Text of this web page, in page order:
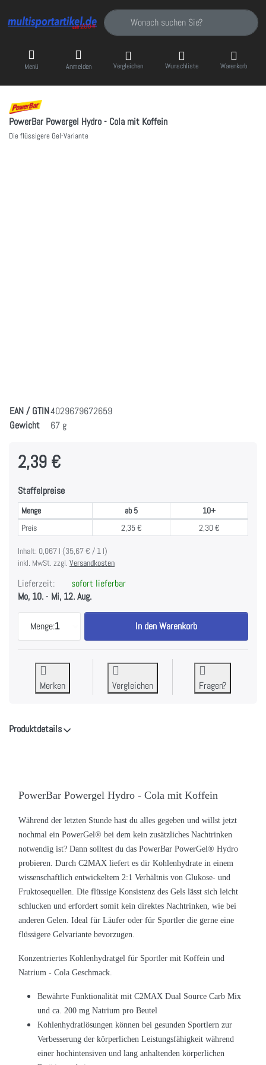
Geben Sie einen Suchbegriff ein. Während
Menü Anmelden Vergleichen Wunschliste Warenkorb
PowerBar Powergel Hydro - Cola mit Koffein
Die flüssigere Gel-Variante
EAN / GTIN4029679672659
Gewicht
67 g
2,39 €
Staffelpreise
Staffelpreise
Menge ab 5
10+
Preis
2,35 € 2,30 €
Inhalt: 0,067 l (35,67 € / 1 l)
inkl. MwSt. zzgl. Versandkosten
Lieferzeit:
sofort lieferbar
Mo, 10.- Mi, 12. Aug.
Menge:1
PowerBar Powergel Hydro - Cola mit Koffein zu
In den Warenkorb
Merken Vergleichen Fragen?
Produktdetails
PowerBar Powergel Hydro - Cola mit Koffein
Während der letzten Stunde hast du alles gegeben und willst jetzt
nochmal ein PowerGel® bei dem kein zusätzliches Nachtrinken
notwendig ist? Dann solltest du das PowerBar PowerGel® Hydro
probieren. Durch C2MAX liefert es dir Kohlenhydrate in einem
wissenschaftlich entwickeltem 2:1 Verhältnis von Glukose- und
Fruktosequellen. Die flüssige Konsistenz des Gels lässt sich leicht
schlucken und erfordert somit kein direktes Nachtrinken, wie bei
anderen Gelen. Ideal für Läufer oder für Sportler die gerne eine
flüssigere Gelvariante bevorzugen.
Konzentriertes Kohlenhydratgel für Sportler mit Koffein und
Natrium - Cola Geschmack.
Bewährte Funktionalität mit C2MAX Dual Source Carb Mix
und ca. 200 mg Natrium pro Beutel
Kohlenhydratlösungen können bei gesunden Sportlern zur
Verbesserung der körperlichen Leistungsfähigkeit während
einer hochintensiven und lang anhaltenden körperlichen